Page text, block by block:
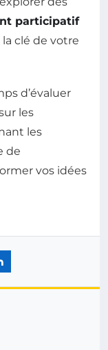
participatif
clé de votre
d’évaluer
les
les
de
vos idées